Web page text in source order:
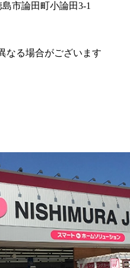
市論田町小論田3-1
なる場合がございます